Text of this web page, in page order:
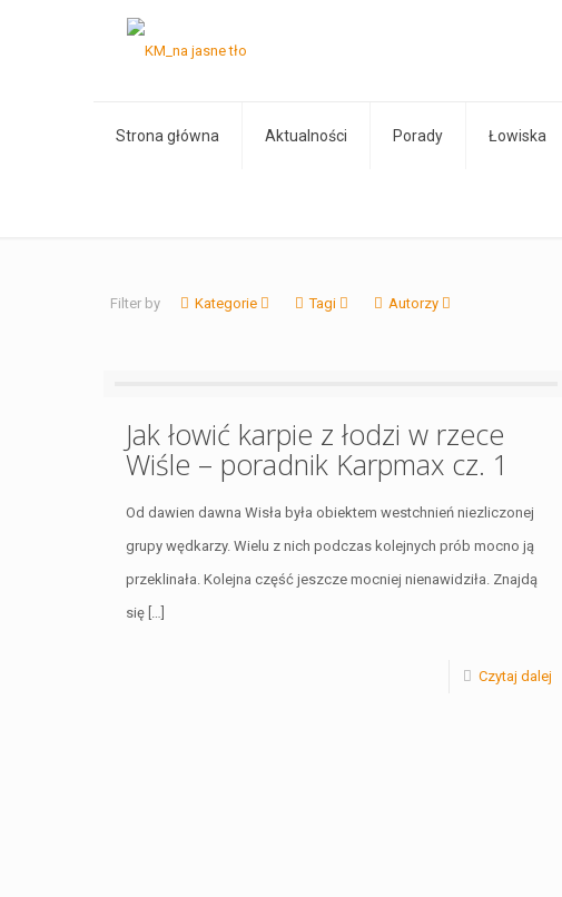
Strona główna Aktualności Porady Łowiska
Filter by Kategorie Tagi Autorzy
Jak łowić karpie z łodzi w rzece
Wiśle – poradnik Karpmax cz. 1
Od dawien dawna Wisła była obiektem westchnień niezliczonej
grupy wędkarzy. Wielu z nich podczas kolejnych prób mocno ją
przeklinała. Kolejna część jeszcze mocniej nienawidziła. Znajdą
się[…]
Czytaj dalej